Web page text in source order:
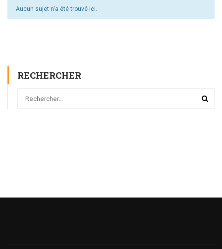
Aucun sujet n’a été trouvé ici.
RECHERCHER